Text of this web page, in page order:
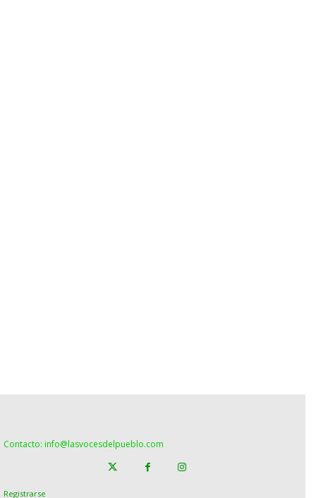
Contacto: info@lasvocesdelpueblo.com
Registrarse